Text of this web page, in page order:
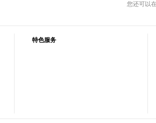
您还可以
特色服务